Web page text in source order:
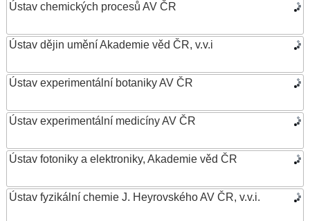
Ústav chemických procesů AV ČR
Ústav dějin umění Akademie věd ČR, v.v.i
Ústav experimentální botaniky AV ČR
Ústav experimentální medicíny AV ČR
Ústav fotoniky a elektroniky, Akademie věd ČR
Ústav fyzikální chemie J. Heyrovského AV ČR, v.v.i.